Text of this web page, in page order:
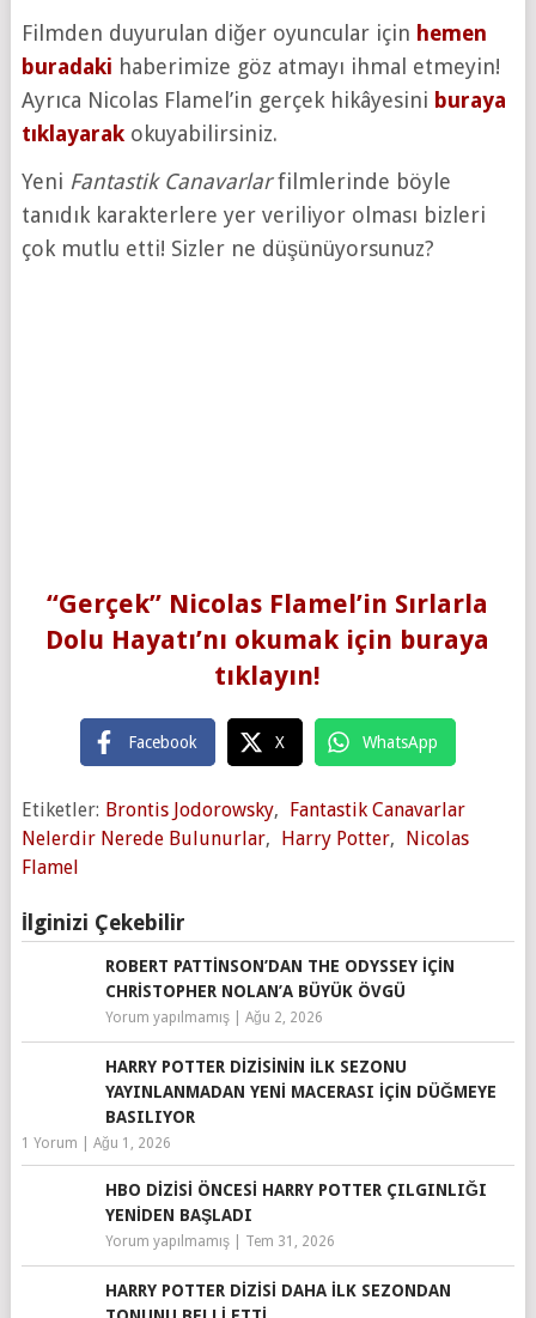
Filmden duyurulan diğer oyuncular için hemen
buradaki haberimize göz atmayı ihmal etmeyin!
Ayrıca Nicolas Flamel’in gerçek hikâyesini buraya
tıklayarakokuyabilirsiniz.
Yeni Fantastik Canavarlarfilmlerinde böyle
tanıdık karakterlere yer veriliyor olması bizleri
çok mutlu etti! Sizler ne düşünüyorsunuz?
“Gerçek” Nicolas Flamel’in Sırlarla
Dolu Hayatı’nı okumak için buraya
tıklayın!
Facebook X WhatsApp
Etiketler: Brontis Jodorowsky, Fantastik Canavarlar
Nelerdir Nerede Bulunurlar, Harry Potter, Nicolas
Flamel
İlginizi Çekebilir
ROBERT PATTINSON’DAN THE ODYSSEY IÇIN
CHRISTOPHER NOLAN’A BÜYÜK ÖVGÜ
Yorum yapılmamış| Ağu 2, 2026
HARRY POTTER DIZISININ İLK SEZONU
YAYINLANMADAN YENI MACERASI IÇIN DÜĞMEYE
BASILIYOR
1 Yorum Ağu 1, 2026
HBO DIZISI ÖNCESI HARRY POTTER ÇILGINLIĞI
YENIDEN BAŞLADI
Yorum yapılmamış| Tem 31, 2026
HARRY POTTER DIZISI DAHA İLK SEZONDAN